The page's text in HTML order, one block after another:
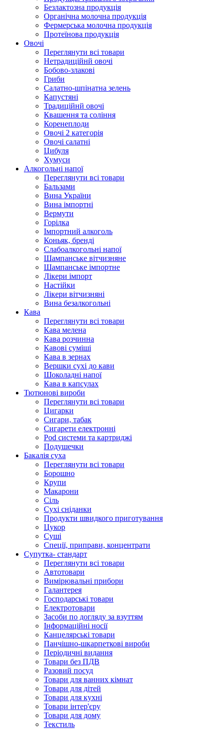
Безлактозна продукція
Органічна молочна продукція
Фермерська молочна продукція
Протеїнова продукція
Овочі
Переглянути всі товари
Нетрадиційнй овочі
Бобово-злакові
Гриби
Салатно-шпінатна зелень
Капустяні
Традиційнй овочі
Квашення та соління
Корeнеплоди
Овочі 2 категорія
Овочі салатні
Цибуля
Хумуси
Алкогольні напої
Переглянути всі товари
Бальзами
Вина України
Вина імпортні
Вермути
Горілка
Імпортний алкоголь
Коньяк, бренді
Слабоалкогольні напої
Шампанське вітчизняне
Шампанське імпортне
Лікери імпорт
Настійки
Лікери вітчизняні
Вина безалкогольні
Кава
Переглянути всі товари
Кава мелена
Кава розчинна
Кавові суміші
Кава в зернах
Вершки сухі до кави
Шоколадні напої
Кава в капсулах
Тютюнові вироби
Переглянути всі товари
Цигарки
Сигари, табак
Сигарети електронні
Pod системи та картриджі
Подушечки
Бакалія суха
Переглянути всі товари
Борошно
Крупи
Макарони
Сіль
Сухі сніданки
Продукти швидкого приготування
Цукор
Суші
Спеції, приправи, концентрати
Супутка- стандарт
Переглянути всі товари
Автотовари
Вимірювальні прибори
Галантерея
Господарські товари
Електротовари
Засоби по догляду за взуттям
Інформаційні носії
Канцелярські товари
Панчішно-шкарпеткові вироби
Періодичні видання
Товари без ПДВ
Разовий посуд
Товари для ванних кімнат
Товари для дітей
Товари для кухні
Товари інтер'єру
Товари для дому
Текстиль